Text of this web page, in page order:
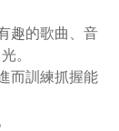
趣的歌曲、音
。
而訓練抓握能